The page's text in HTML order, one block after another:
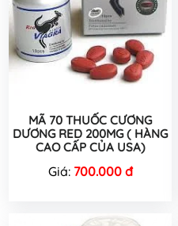
MÃ 70 THUỐC CƯƠNG
DƯƠNG RED 200MG ( HÀNG
CAO CẤP CỦA USA)
Giá: 700.000 đ